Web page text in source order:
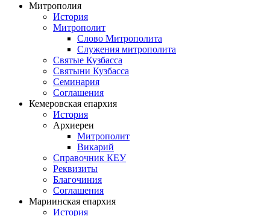
Митрополия
История
Митрополит
Слово Митрополита
Служения митрополита
Святые Кузбасса
Святыни Кузбасса
Семинария
Соглашения
Кемеровская епархия
История
Архиереи
Митрополит
Викарий
Справочник КЕУ
Реквизиты
Благочиния
Соглашения
Мариинская епархия
История